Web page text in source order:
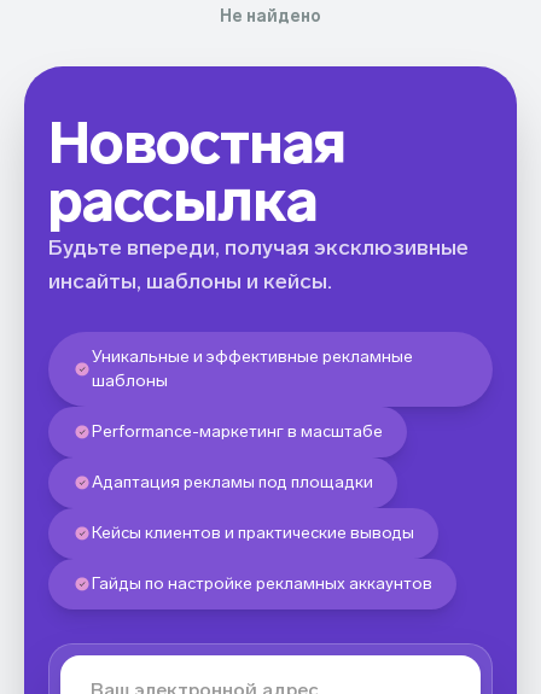
Не найдено
Новостная
рассылка
Будьте впереди, получая эксклюзивные
инсайты, шаблоны и кейсы.
Уникальные и эффективные рекламные
шаблоны
Performance-маркетинг в масштабе
Адаптация рекламы под площадки
Кейсы клиентов и практические выводы
Гайды по настройке рекламных аккаунтов